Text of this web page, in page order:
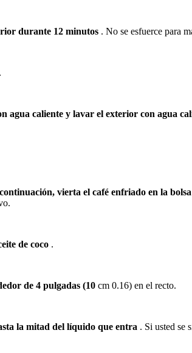
durante 12 minutos . No se esfuerce para
.
agua caliente y lavar el exterior con agua
vierta el café enfriado en la
de coco .
de 4 pulgadas (10 cm 0.16) en el recto.
la mitad del líquido que entra . Si usted se